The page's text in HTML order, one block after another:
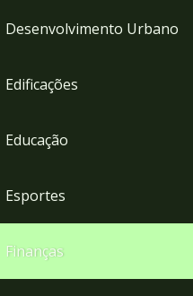
Desenvolvimento Urbano
Edificações
Educação
Esportes
Finanças